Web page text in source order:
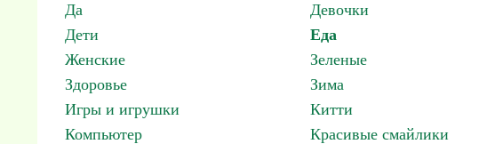
Да
Девочки
Дети
Еда
Женские
Зеленые
Здоровье
Зима
Игры и игрушки
Китти
Компьютер
Красивые смайлики